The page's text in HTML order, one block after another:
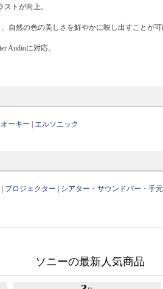
トが向上。
自然の色の美しさを鮮やかに映し出すことが可
Audioに対応。
オーキー エルソニック
プロジェクター シアター・サウンドバー・手
ソニーの最新人気商品